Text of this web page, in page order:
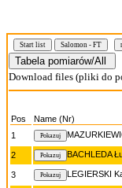
Start list Salomon - FT
Download files (pliki do
Pos Name (Nr)
1
2 BACHLEDA
3 LEGIERSKI